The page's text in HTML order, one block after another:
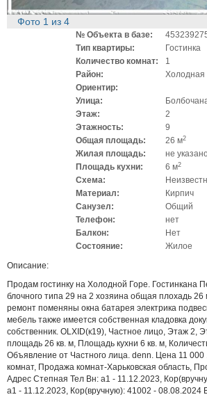
Фото 1 из 4
№ Объекта в базе:
Тип квартиры:
Гостинка
Количество комнат:
1
Район:
Холодная
Ориентир:
Улица:
Этаж:
2
Этажность:
9
Общая площадь:
26 м2
Жилая площадь: не
Площадь кухни: 6 м2
Схема:
Материал:
Кирпич
Санузел:
Общий
Телефон:
нет
Балкон:
Нет
Состояние:
Жилое
Описание:
Продам гостинку на Холодной Горе. Гостинкана
блочного типа 29 на 2 хозяина общая плохадь
ремонт поменяны окна батарея электрика
мебель также имеется собственная кладовка
собственник. OLXID(к19), Частное лицо, Этаж 2,
площадь 26 кв. м, Площадь кухни 6 кв. м,
Объявление от Частного лица. denn. Цена 11
комнат, Продажа комнат-Харьковская область,
Адрес Степная Тел Вн: a1 - 11.12.2023,
a1 - 11.12.2023, Кор(вручную): 41002 - 08.08.2024